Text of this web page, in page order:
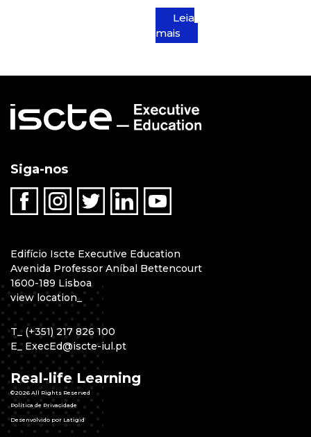
Leia
mais
Siga-nos
Edifício Iscte Executive Education
Avenida Professor Aníbal Bettencourt
1600-189 Lisboa
view location_
T _ (+351) 217 826 100
E _ ExecEd@iscte-iul.pt
Real-life Learning
©2026 All Rights Reserved
Política de Privacidade
Desenvolvido por Latigid